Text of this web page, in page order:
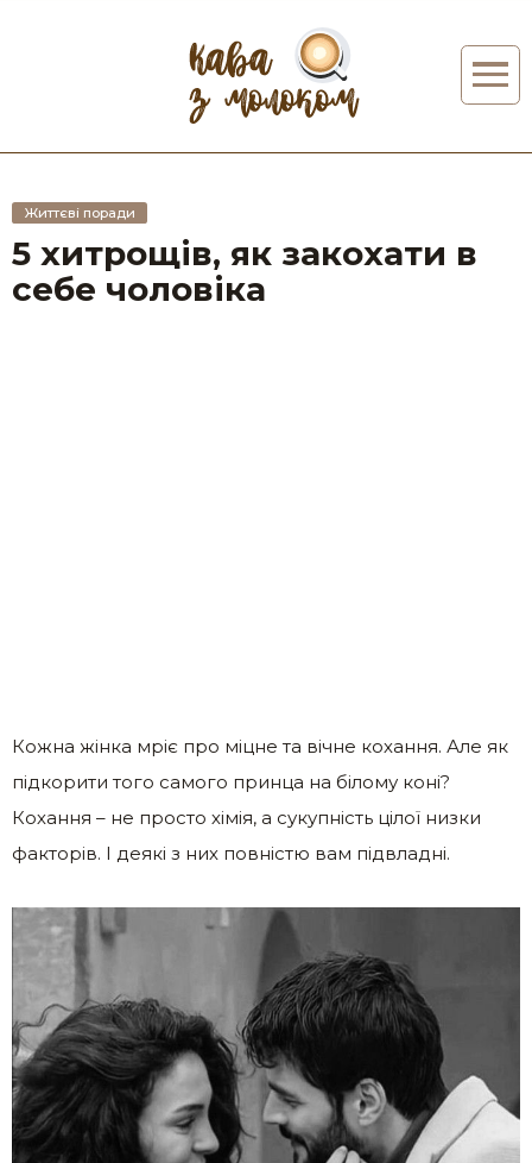
Життєві поради
5 хитрощів, як закохати в
себе чоловіка
Кожна жінка мріє про міцне та вічне кохання. Але як
підкорити того самого принца на білому коні?
Кохання – не просто хімія, а сукупність цілої низки
факторів. І деякі з них повністю вам підвладні.